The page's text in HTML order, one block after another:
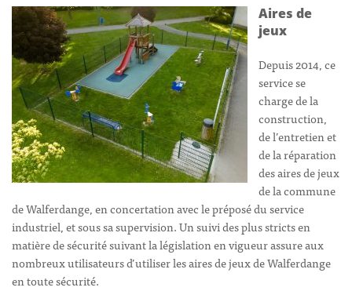
Aires de
jeux
Depuis 2014, ce
service se
charge de la
construction,
de l’entretien et
de la réparation
des aires de jeux
de la commune
de Walferdange, en concertation avec le préposé du service
industriel, et sous sa supervision. Un suivi des plus stricts en
matière de sécurité suivant la législation en vigueur assure aux
nombreux utilisateurs d’utiliser les aires de jeux de Walferdange
en toute sécurité.